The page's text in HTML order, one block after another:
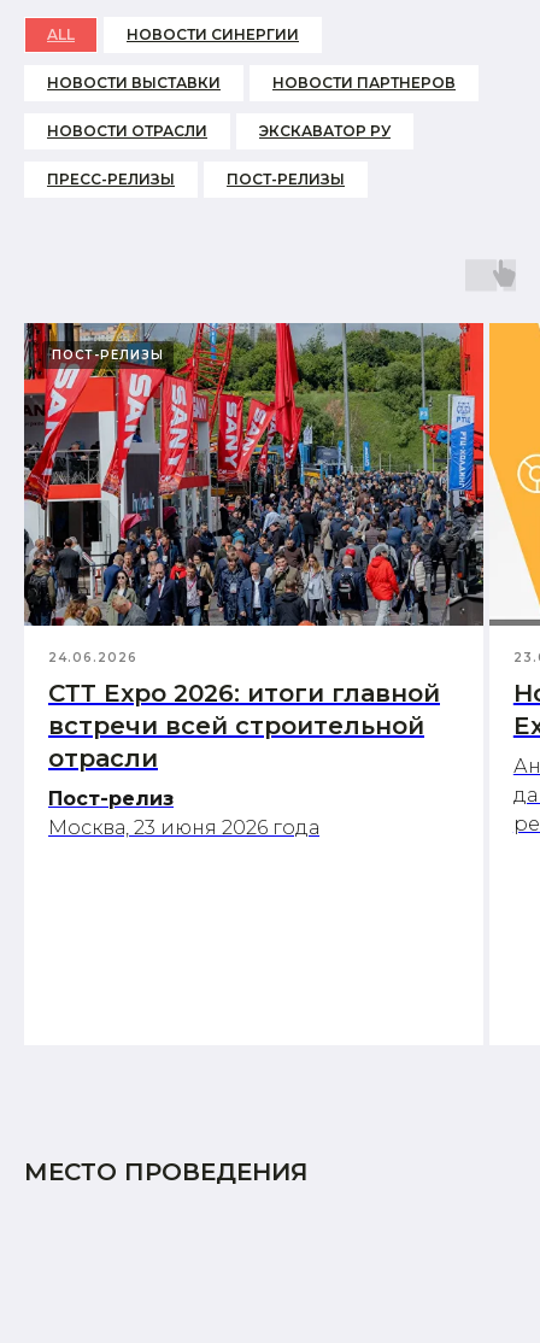
ALL НОВОСТИ СИНЕРГИИ
НОВОСТИ ВЫСТАВКИ НОВОСТИ ПАРТНЕРОВ
НОВОСТИ ОТРАСЛИ ЭКСКАВАТОР РУ
ПРЕСС-РЕЛИЗЫ ПОСТ-РЕЛИЗЫ
ПОСТ-РЕЛИЗЫ
24.06.2026
СТТ Expo 2026: итоги главной
встречи всей строительной
отрасли
Пост-релиз
Москва, 23 июня 2026 года
МЕСТО ПРОВЕДЕНИЯ